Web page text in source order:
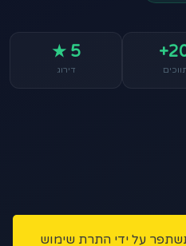
5 ★
דירוג
על ידי התרת שימוש